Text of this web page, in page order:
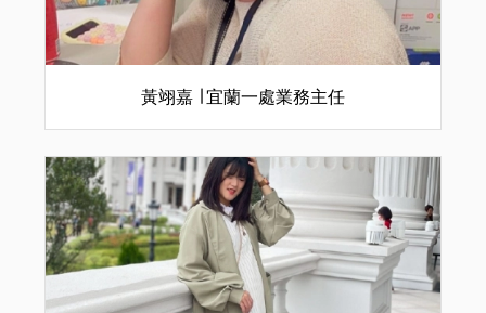
黃翊嘉 ∣ 宜蘭一處業務主任